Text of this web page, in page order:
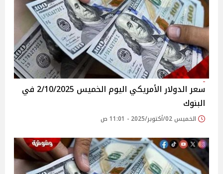
سعر الدولار الأمريكي اليوم الخميس 2/10/2025 في
البنوك
الخميس 02/أكتوبر/2025 - 11:01 ص